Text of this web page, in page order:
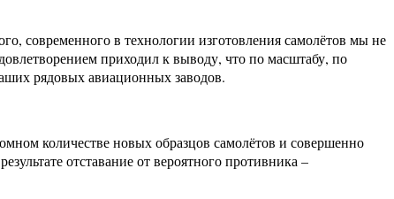
современного в технологии изготовления самолётов мы не
приходил к выводу, что по масштабу, по
рядовых авиационных заводов.
количестве новых образцов самолётов и совершенно
отставание от вероятного противника –